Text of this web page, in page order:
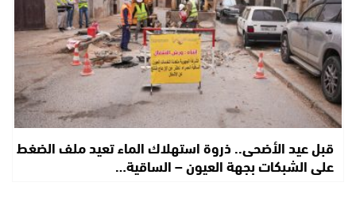
قبل عيد الأضحى.. ذروة استهلاك الماء تعيد ملف الضغط
على الشبكات بجهة العيون – الساقية…